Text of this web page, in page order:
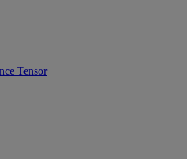
Tensor